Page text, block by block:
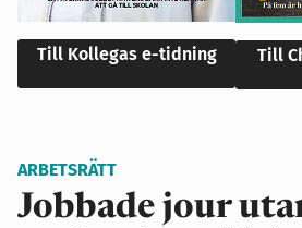
Till Kollegas e-tidning
Till
ARBETSRÄTT
Jobbade jour